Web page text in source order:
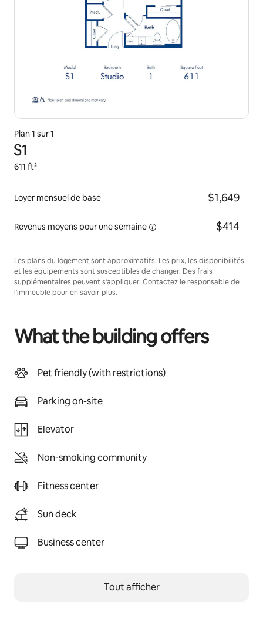
Plan 1 sur 1
S1
611 ft²
Loyer mensuel de base $1,649
Revenus moyens pour unesemaine $414
Les plans du logement sont approximatifs. Les prix, les disponibilités
et les équipements sont susceptibles de changer. Des frais
supplémentaires peuvent s'appliquer. Contactez le responsable de
l'immeuble pour en savoir plus.
What the building offers
Pet friendly (with restrictions)
Parking on-site
Elevator
Non-smoking community
Fitness center
Sun deck
Business center
Tout afficher